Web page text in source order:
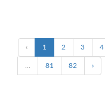
‹ 1 2 3 4
81 82 ›